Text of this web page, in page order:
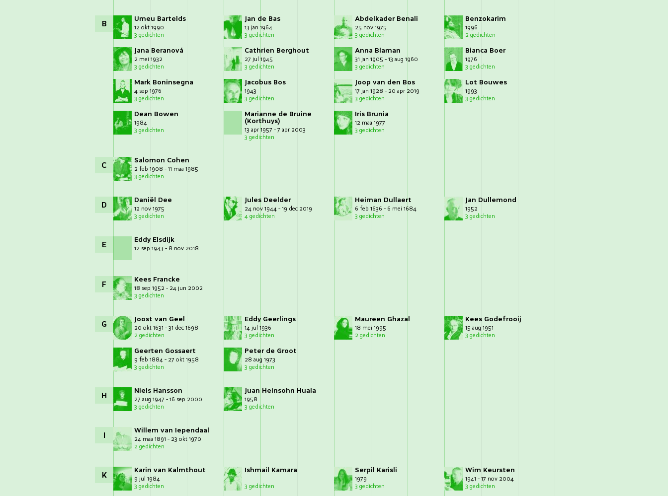
B Umeu Bartelds
12 okt 1990
3 gedichten
Jan de Bas
13 jan 1964
3 gedichten
Abdelkader Benali
25 nov 1975
3 gedichten
Benzokarim
1996
2 gedichten
Jana Beranová
2 mei 1932
3 gedichten
Cathrien Berghout
27 jul 1945
3 gedichten
Anna Blaman
31 jan 1905 - 13 aug 1960
3 gedichten
Bianca Boer
1976
3 gedichten
Mark Boninsegna
4 sep 1976
3 gedichten
Jacobus Bos
1943
3 gedichten
Joop van den Bos
17 jan 1928 - 20 apr 2019
3 gedichten
Lot Bouwes
1993
3 gedichten
Dean Bowen
1984
3 gedichten
Marianne de Bruine
(Korthuys)
13 apr 1957 - 7 apr 2003
3 gedichten
Iris Brunia
12 maa 1977
3 gedichten
C Salomon Cohen
2 feb 1908 - 11 maa 1985
3 gedichten
D Daniël Dee
12 nov 1975
3 gedichten
Jules Deelder
24 nov 1944 - 19 dec 2019
4 gedichten
Heiman Dullaert
6 feb 1636 - 6 mei 1684
3 gedichten
Jan Dullemond
1952
3 gedichten
E Eddy Elsdijk
12 sep 1943 - 8 nov 2018
F Kees Francke
18 sep 1952 - 24 jun 2002
3 gedichten
G Joost van Geel
20 okt 1631 - 31 dec 1698
2 gedichten
Eddy Geerlings
14 jul 1936
3 gedichten
Maureen Ghazal
18 mei 1995
2 gedichten
Kees Godefrooij
15 aug 1951
3 gedichten
Geerten Gossaert
9 feb 1884 - 27 okt 1958
3 gedichten
Peter de Groot
28 aug 1973
3 gedichten
H Niels Hansson
27 aug 1947 - 16 sep 2000
3 gedichten
Juan Heinsohn Huala
1958
3 gedichten
I Willem van Iependaal
24 maa 1891 - 23 okt 1970
2 gedichten
K Karin van Kalmthout
9 jul 1984
3 gedichten
Ishmail Kamara
3 gedichten
Serpil Karisli
1979
3 gedichten
Wim Keursten
1941 - 17 nov 2004
3 gedichten